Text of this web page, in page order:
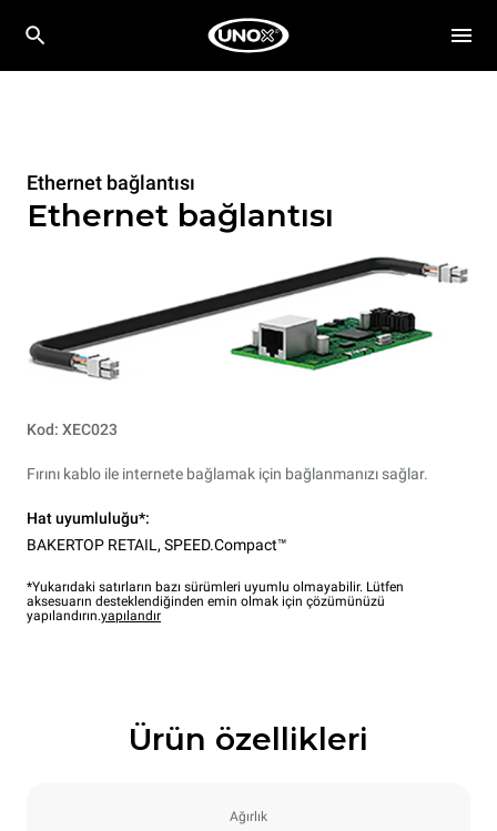
Ethernet bağlantısı
Ethernet bağlantısı
Kod: XEC023
Fırını kablo ile internete bağlamak için bağlanmanızı sağlar.
Hat uyumluluğu*:
BAKERTOP RETAIL , SPEED.Compact™
*Yukarıdaki satırların bazı sürümleri uyumlu olmayabilir. Lütfen
aksesuarın desteklendiğinden emin olmak için çözümünüzü
yapılandırın.yapılandır
Ürün özellikleri
Ağırlık